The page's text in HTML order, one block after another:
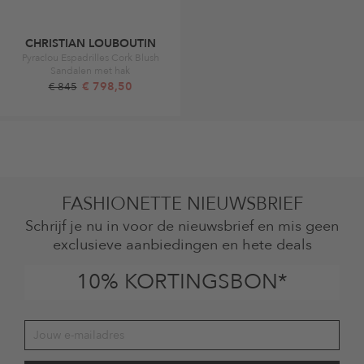
CHRISTIAN LOUBOUTIN
Pyraclou Espadrilles Cork Blush
Sandalen met hak
€ 845 € 798,50
FASHIONETTE NIEUWSBRIEF
Schrijf je nu in voor de nieuwsbrief en mis geen
exclusieve aanbiedingen en hete deals
10% KORTINGSBON*